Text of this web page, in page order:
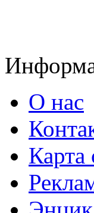
О нас
Карта